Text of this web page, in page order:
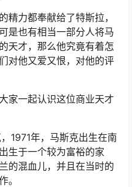
精力都奉献给了特斯拉，
是也有相当一部分人将马
天才，那么他究竟有着怎
对他又爱又恨，对他的评
家一起认识这位商业天才
1971年，马斯克出生在南
生于一个较为富裕的家
的混血儿，并且在当时的
。